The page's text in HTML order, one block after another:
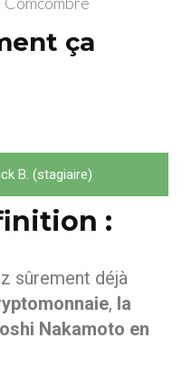
ça
B. (stagiaire)
:
sûrement déjà
, la
Nakamoto en